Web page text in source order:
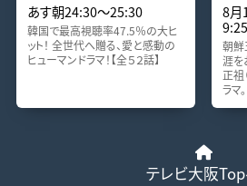
あす朝24:30〜25:30
韓国で最高視聴率47.5％の大ヒ
ット！ 全世代へ贈る、愛と感動の
ヒューマンドラマ！【全５２話】
8月
9:25
朝鮮
涯を
正祖
ラマ
テレビ大阪